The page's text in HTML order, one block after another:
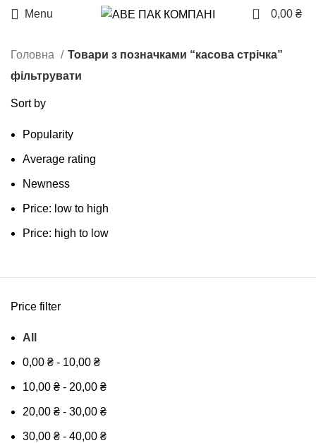
Menu 0 0,00 ₴
Головна
Товари з позначками “касова стрічка”
фільтрувати
Sort by
Popularity
Average rating
Newness
Price: low to high
Price: high to low
Price filter
All
0,00 ₴ - 10,00 ₴
10,00 ₴ - 20,00 ₴
20,00 ₴ - 30,00 ₴
30,00 ₴ - 40,00 ₴